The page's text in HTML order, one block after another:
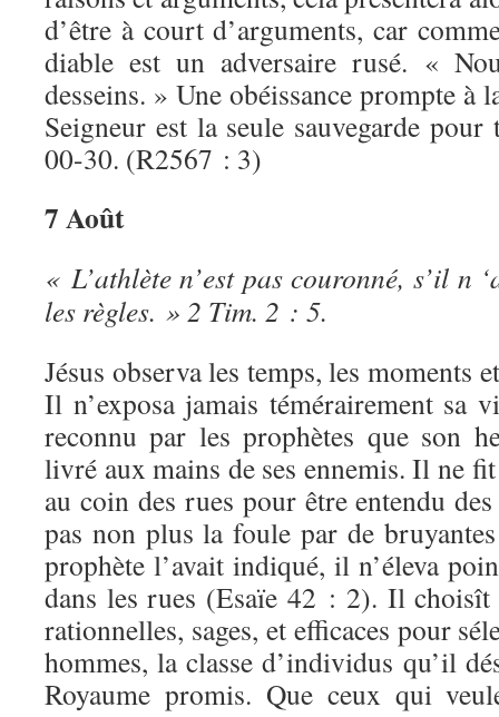
d’être à court d’arguments, car
diable est un adversaire rusé. «
desseins. » Une obéissance prompte à
Seigneur est la seule sauvegarde
00-30. (R2567 : 3)
7 Août
« L’athlète n’est pas couronné, s’il n
les règles. » 2 Tim. 2 : 5.
Jésus observa les temps, les moments
Il n’exposa jamais témérairement sa
reconnu par les prophètes que son
livré aux mains de ses ennemis. Il ne
au coin des rues pour être entendu
pas non plus la foule par de
prophète l’avait indiqué, il n’éleva
dans les rues (Esaïe 42 : 2). Il choisît
rationnelles, sages, et efficaces pour
hommes, la classe d’individus qu’il
Royaume promis. Que ceux qui